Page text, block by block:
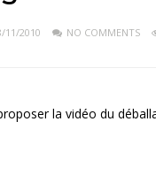
11/2010 NO COMMENTS
la vidéo du